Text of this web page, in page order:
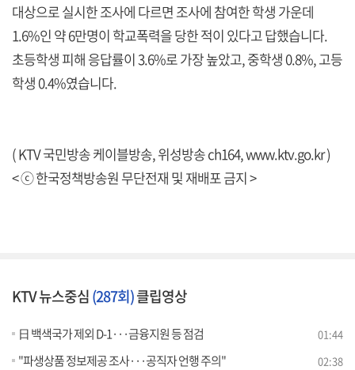
대상으로 실시한 조사에 다르면 조사에 참여한 학생 가운데
1.6%인 약 6만명이 학교폭력을 당한 적이 있다고 답했습니다.
초등학생 피해 응답률이 3.6%로 가장 높았고, 중학생 0.8%, 고등
학생 0.4%였습니다.
( KTV 국민방송 케이블방송, 위성방송 ch164,www.ktv.go.kr)
< ⓒ 한국정책방송원 무단전재 및 재배포 금지 >
KTV 뉴스중심(287회)클립영상
日 백색국가 제외 D-1···금융지원 등 점검 01:44
"파생상품 정보제공 조사···공직자 언행 주의" 02:38